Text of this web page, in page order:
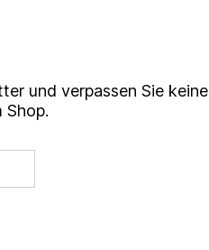
und verpassen Sie keine
Shop.